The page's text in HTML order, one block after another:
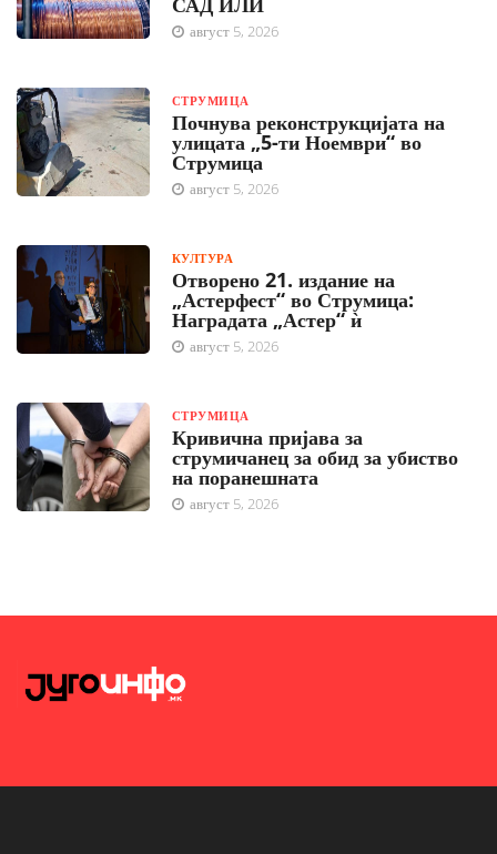
август 5, 2026
СТРУМИЦА
Почнува реконструкцијата на
улицата „5-ти Ноември“ во
Струмица
август 5, 2026
КУЛТУРА
Отворено 21. издание на
„Астерфест“ во Струмица:
Наградата „Астер“ ѝ
август 5, 2026
СТРУМИЦА
Кривична пријава за
струмичанец за обид за убиство
на поранешната
август 5, 2026